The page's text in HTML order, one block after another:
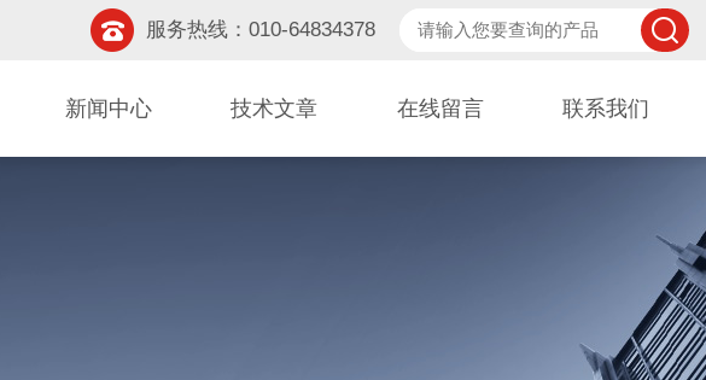
服务热线：010-64834378
新闻中心 技术文章 在线留言 联系我们